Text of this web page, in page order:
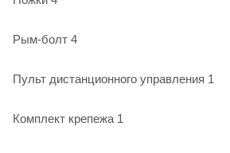
Рым-болт 4
Пульт дистанционного управления 1
Комплект крепежа 1